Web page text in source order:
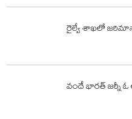
రైల్వే శాఖలో
వందే భారత్ జర్నీ ఓ